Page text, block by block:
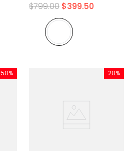
$799.00 $399.50
50% 20%